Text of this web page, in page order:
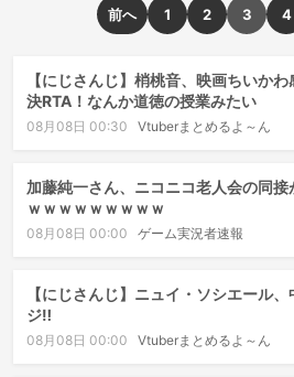
前へ 1 2 3 4
【にじさんじ】梢桃音、映画ちいか
決RTA！なんか道徳の授業みたい
08月08日 00:30 Vtuberまとめるよ～ん
加藤純一さん、ニコニコ老人会の同
ｗｗｗｗｗｗｗｗｗ
08月08日 00:00 ゲーム実況者速報
【にじさんじ】ニュイ・ソシエール
ジ‼️
08月08日 00:00 Vtuberまとめるよ～ん